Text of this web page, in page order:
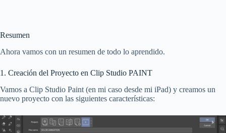
Resumen
Ahora vamos con un resumen de todo lo aprendido.
1. Creación del Proyecto en Clip Studio PAINT
Vamos a Clip Studio Paint (en mi caso desde mi iPad) y creamos un
nuevo proyecto con las siguientes características: